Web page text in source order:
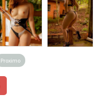
Proximo